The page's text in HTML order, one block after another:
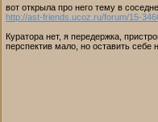
вот открыла про него тему в
http://ast-friends.ucoz.ru/forum/15-
Куратора нет, я передержка,
перспектив мало, но оставить себе